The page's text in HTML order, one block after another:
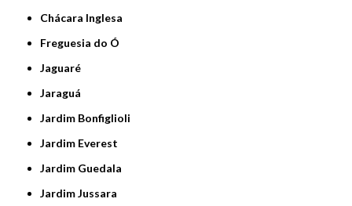
Chácara Inglesa
Freguesia do Ó
Jaguaré
Jaraguá
Jardim Bonfiglioli
Jardim Everest
Jardim Guedala
Jardim Jussara